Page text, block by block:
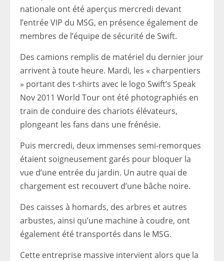
nationale ont été aperçus mercredi devant
l’entrée VIP du MSG, en présence également de
membres de l’équipe de sécurité de Swift.
Des camions remplis de matériel du dernier jour
arrivent à toute heure. Mardi, les « charpentiers
» portant des t-shirts avec le logo Swift’s Speak
Nov 2011 World Tour ont été photographiés en
train de conduire des chariots élévateurs,
plongeant les fans dans une frénésie.
Puis mercredi, deux immenses semi-remorques
étaient soigneusement garés pour bloquer la
vue d’une entrée du jardin. Un autre quai de
chargement est recouvert d’une bâche noire.
Des caisses à homards, des arbres et autres
arbustes, ainsi qu’une machine à coudre, ont
également été transportés dans le MSG.
Cette entreprise massive intervient alors que la